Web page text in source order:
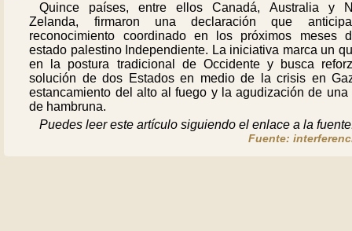
Quince países, entre ellos Canadá, Australia y
Zelanda, firmaron una declaración que
reconocimiento coordinado en los próximos meses
estado palestino Independiente. La iniciativa marca un
en la postura tradicional de Occidente y busca
solución de dos Estados en medio de la crisis en
estancamiento del alto al fuego y la agudización de una
de hambruna.
Puedes leer este artículo siguiendo el enlace a la
Fuente: